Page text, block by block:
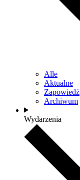
Alle
Aktualne
Zapowiedź
Archiwum
Wydarzenia